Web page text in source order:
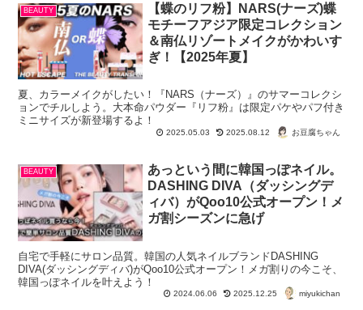
BEAUTY
【蝶のリフ粉】NARS(ナーズ)蝶
モチーフアジア限定コレクション
＆南仏リゾートメイクがかわいす
ぎ！【2025年夏】
夏、カラーメイクがしたい！『NARS（ナーズ）』のサマーコレクシ
ョンでチルしよう。大本命パウダー『リフ粉』は限定パケやパフ付き
ミニサイズが新登場するよ！
2025.05.03 2025.08.12 お豆腐ちゃん
BEAUTY
あっという間に韓国っぽネイル。
DASHING DIVA（ダッシングデ
ィバ）がQoo10公式オープン！メ
ガ割シーズンに急げ
自宅で手軽にサロン品質。韓国の人気ネイルブランドDASHING
DIVA(ダッシングディバ)がQoo10公式オープン！メガ割りの今こそ、
韓国っぽネイルを叶えよう！
2024.06.06 2025.12.25 miyukichan